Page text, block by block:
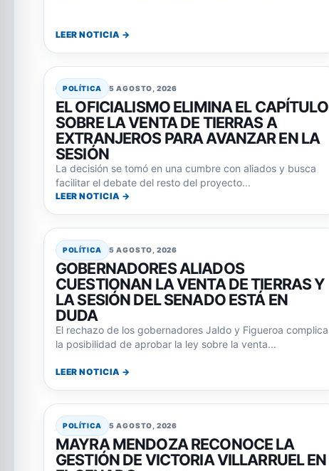
LEER NOTICIA →
POLÍTICA 5 AGOSTO, 2026
EL OFICIALISMO ELIMINA EL CAPÍTULO
SOBRE LA VENTA DE TIERRAS A
EXTRANJEROS PARA AVANZAR EN LA
SESIÓN
La decisión se tomó en una cumbre con aliados y busca
facilitar el debate del resto del proyecto...
LEER NOTICIA →
POLÍTICA 5 AGOSTO, 2026
GOBERNADORES ALIADOS
CUESTIONAN LA VENTA DE TIERRAS Y
LA SESIÓN DEL SENADO ESTÁ EN
DUDA
El rechazo de los gobernadores Jaldo y Figueroa complica
la posibilidad de aprobar la ley sobre la venta...
LEER NOTICIA →
POLÍTICA 5 AGOSTO, 2026
MAYRA MENDOZA RECONOCE LA
GESTIÓN DE VICTORIA VILLARRUEL EN